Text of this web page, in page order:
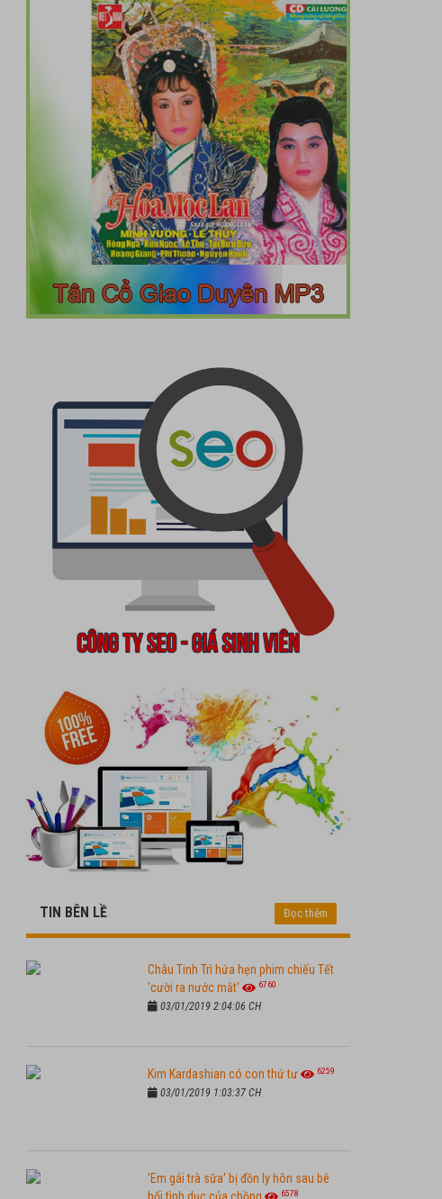
TIN BÊN LỀ Đọc thêm
Châu Tinh Trì hứa hẹn phim chiếu Tết
'cười ra nước mắt'
6760
03/01/2019 2:04:06 CH
Kim Kardashian có con thứ tư 6259
03/01/2019 1:03:37 CH
'Em gái trà sữa' bị đồn ly hôn sau bê
6578